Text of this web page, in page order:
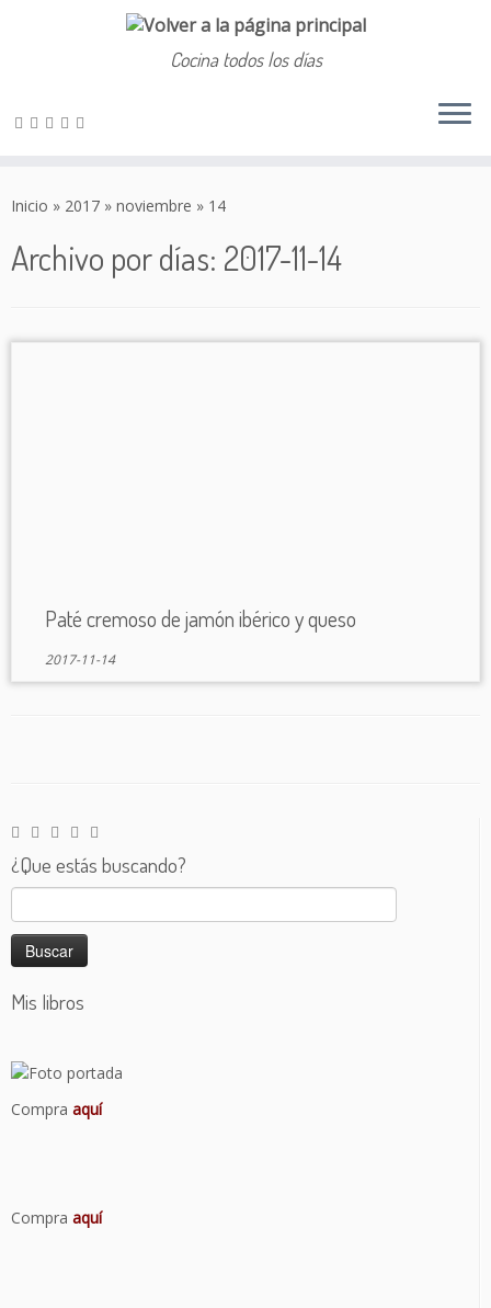
Cocina todos los días
Inicio » 2017 » noviembre » 14
Archivo por días: 2017-11-14
Paté cremoso de jamón ibérico y queso
2017-11-14
¿Que estás buscando?
Buscar:
Mis libros
Compra aquí
Compra aquí